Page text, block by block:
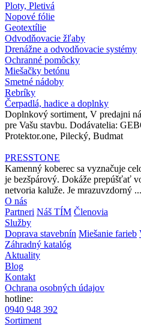
Ploty, Pletivá
Nopové fólie
Geotextílie
Odvodňovacie žľaby
Drenážne a odvodňovacie systémy
Ochranné pomôcky
Miešačky betónu
Smetné nádoby
Rebríky
Čerpadlá, hadice a doplnky
Doplnkový sortiment, V predajni
pre Vašu stavbu. Dodávatelia:
Protektor.one, Pilecký,
PRESSTONE
Kamenný koberec sa vyznačuje
je bezšpárový. Dokáže prepúšťať
netvoria kaluže. Je mrazuvzdorný ...
O nás
Partneri Náš TÍM Členovia
Služby
Doprava stavebnín Miešanie farieb
Záhradný katalóg
Aktuality
Blog
Kontakt
Ochrana osobných údajov
hotline:
0940 948 392
Sortiment